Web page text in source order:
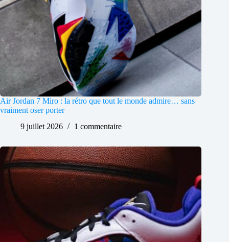
Air Jordan 7 Miro : la rétro que tout le monde admire… sans
vraiment oser porter
9 juillet 2026
1 commentaire